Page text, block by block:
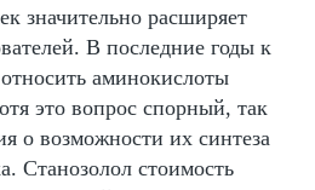
значительно расширяет
В последние годы к
аминокислоты
это вопрос спорный, так
о возможности их синтеза
Станозолол стоимость